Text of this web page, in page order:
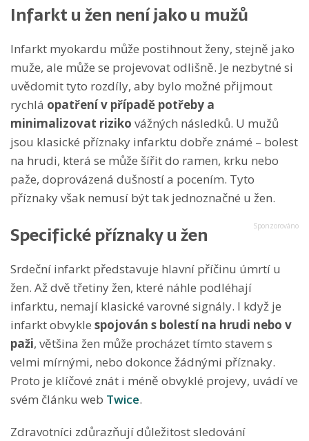
Infarkt u žen není jako u mužů
Infarkt myokardu může postihnout ženy, stejně jako
muže, ale může se projevovat odlišně. Je nezbytné si
uvědomit tyto rozdíly, aby bylo možné přijmout
rychlá opatření v případě potřeby a
minimalizovat riziko vážných následků. U mužů
jsou klasické příznaky infarktu dobře známé – bolest
na hrudi, která se může šířit do ramen, krku nebo
paže, doprovázená dušností a pocením. Tyto
příznaky však nemusí být tak jednoznačné u žen.
Specifické příznaky u žen
Srdeční infarkt představuje hlavní příčinu úmrtí u
žen. Až dvě třetiny žen, které náhle podléhají
infarktu, nemají klasické varovné signály. I když je
infarkt obvykle spojován s bolestí na hrudi nebo v
paži, většina žen může procházet tímto stavem s
velmi mírnými, nebo dokonce žádnými příznaky.
Proto je klíčové znát i méně obvyklé projevy, uvádí ve
svém článku web Twice.
Zdravotníci zdůrazňují důležitost sledování